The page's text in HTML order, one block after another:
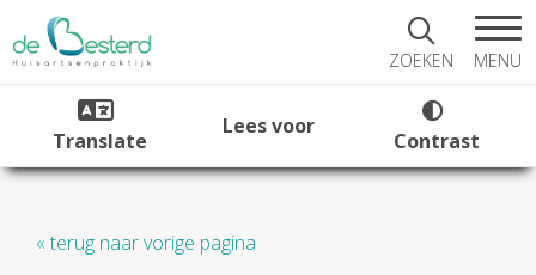
ZOEKEN MENU
Translate
Lees voor
Contrast
« terug naar vorige pagina